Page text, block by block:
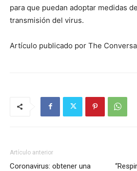
para que puedan adoptar medidas
transmisión del virus.
Artículo publicado por The
Artículo anterior
Coronavirus: obtener una